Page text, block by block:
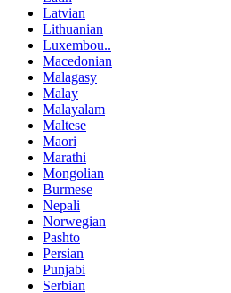
Latvian
Lithuanian
Luxembou..
Macedonian
Malagasy
Malay
Malayalam
Maltese
Maori
Marathi
Mongolian
Burmese
Nepali
Norwegian
Pashto
Persian
Punjabi
Serbian